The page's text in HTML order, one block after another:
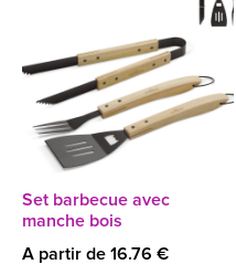
Set barbecue avec
manche bois
A partir de 16.76 €